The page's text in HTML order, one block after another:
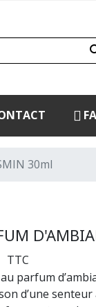
30ml
TTC
parfum
d’une